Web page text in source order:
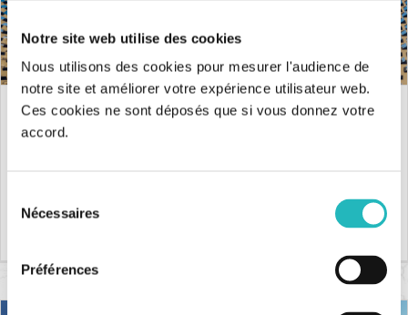
Notre site web utilise des cookies
Nous utilisons des cookies pour mesurer l'audience de
notre site et améliorer votre expérience utilisateur web.
Ces cookies ne sont déposés que si vous donnez votre
accord.
Nécessaires
Préférences
La plus grande centrale solaire thermique à
La plus grande centrale solaire
La plus grande centrale solaire thermique à Verdun : une
révolution énergétique ! Temps de lecture : 4 min Le [...]